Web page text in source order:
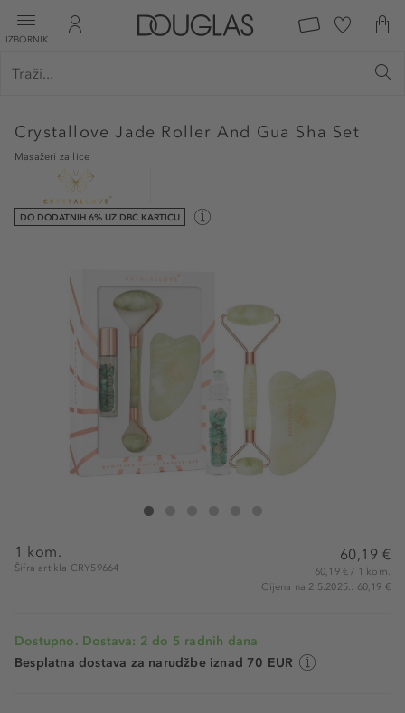
IZBORNIK
Crystallove Jade Roller And Gua Sha Set
Masažeri za lice
DO DODATNIH 6% UZ DBC KARTICU
Crystallove Jade Roller And Gua Sha Set
1 kom.
Šifra artikla CRY59664
60,19 €
60,19 € / 1 kom.
Cijena na 2.5.2025.: 60,19 €
Dostupno. Dostava: 2 do 5 radnih dana
Besplatna dostava za narudžbe iznad 70 EUR